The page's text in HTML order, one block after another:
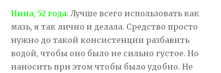
Нина, 52 года:Лучше всего использовать как
мазь, я так лично и делала. Средство просто
нужно до такой консистенции разбавить
водой, чтобы оно было не сильно густое. Но
наносить при этом чтобы было удобно. Не